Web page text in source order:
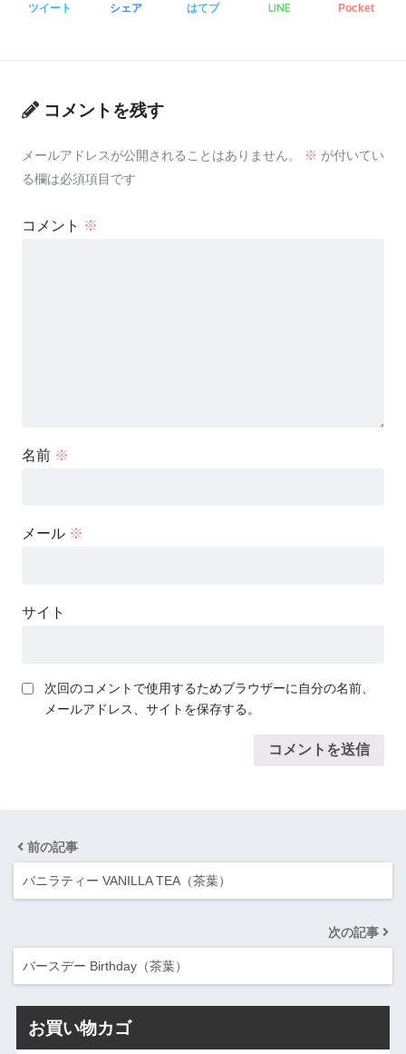
ツイート シェア はてブ LINE Pocket
コメントを残す
メールアドレスが公開されることはありません。 ※ が付いてい
る欄は必須項目です
コメント ※
名前 ※
メール ※
サイト
次回のコメントで使用するためブラウザーに自分の名前、
メールアドレス、サイトを保存する。
前の記事
バニラティー VANILLA TEA（茶葉）
次の記事
バースデー Birthday（茶葉）
お買い物カゴ